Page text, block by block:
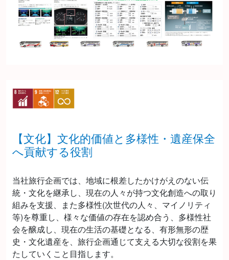
【文化】文化的価値と多様性・遺産保全
へ貢献する役割
当社旅行企画では、地域に根差したかけがえのない伝
統・文化を継承し、現在の人々が持つ文化創造への取り
組みを支援、また多様性(次世代の人々、マイノリティ
等)を尊重し、様々な価値の存在を認め合う、多様性社
会を醸成し、現在の生活の基礎となる、有形無形の歴
史・文化遺産を、旅行企画通じて支える大切な役割を果
たしていくこと目指します。